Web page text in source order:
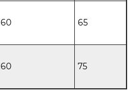
65
75